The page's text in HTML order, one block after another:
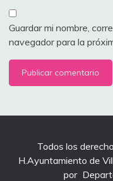
Guardar mi nombre,
navegador para la
Todos los
H.Ayuntamiento de
por